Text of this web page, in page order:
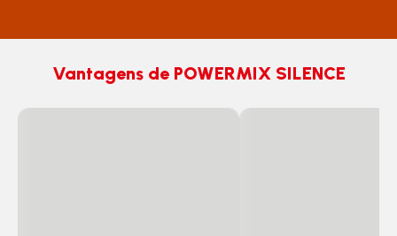
Vantagens de POWERMIX SILENCE